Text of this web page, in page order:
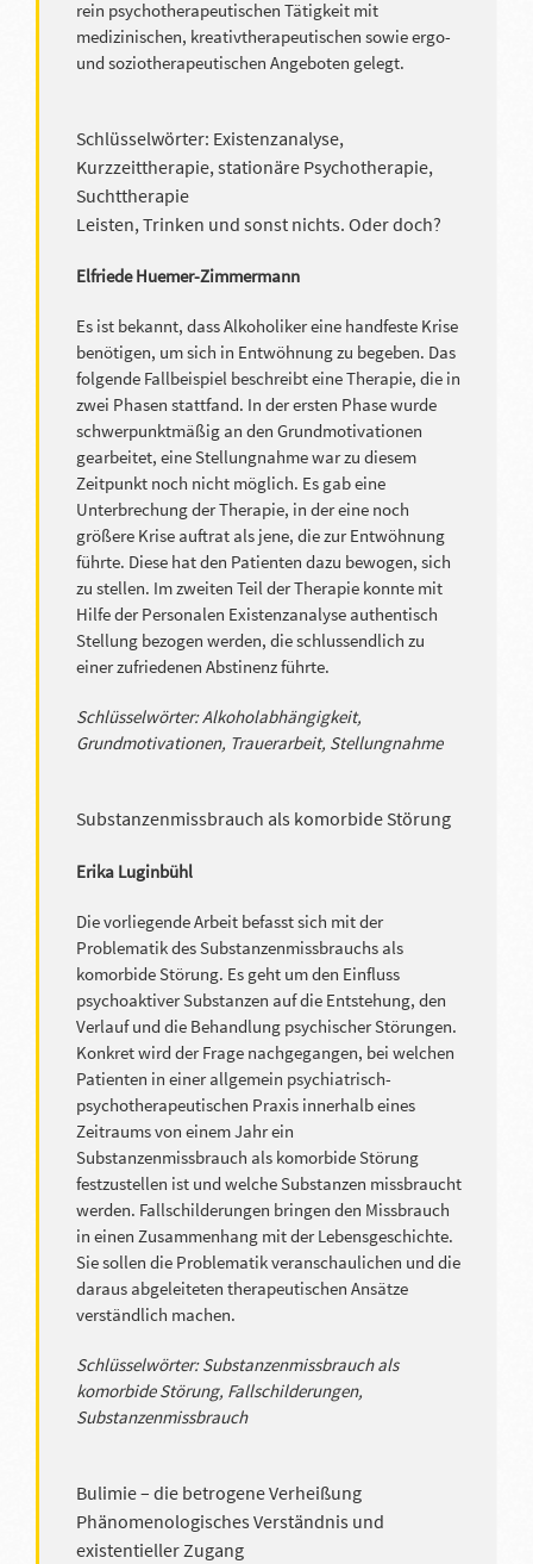
rein psychotherapeutischen Tätigkeit mit
medizinischen, kreativtherapeutischen sowie ergo-
und soziotherapeutischen Angeboten gelegt.
Schlüsselwörter: Existenzanalyse,
Kurzzeittherapie, stationäre Psychotherapie,
Suchttherapie
Leisten, Trinken und sonst nichts. Oder doch?
Elfriede Huemer-Zimmermann
Es ist bekannt, dass Alkoholiker eine handfeste Krise
benötigen, um sich in Entwöhnung zu begeben. Das
folgende Fallbeispiel beschreibt eine Therapie, die in
zwei Phasen stattfand. In der ersten Phase wurde
schwerpunktmäßig an den Grundmotivationen
gearbeitet, eine Stellungnahme war zu diesem
Zeitpunkt noch nicht möglich. Es gab eine
Unterbrechung der Therapie, in der eine noch
größere Krise auftrat als jene, die zur Entwöhnung
führte. Diese hat den Patienten dazu bewogen, sich
zu stellen. Im zweiten Teil der Therapie konnte mit
Hilfe der Personalen Existenzanalyse authentisch
Stellung bezogen werden, die schlussendlich zu
einer zufriedenen Abstinenz führte.
Schlüsselwörter: Alkoholabhängigkeit,
Grundmotivationen, Trauerarbeit, Stellungnahme
Substanzenmissbrauch als komorbide Störung
Erika Luginbühl
Die vorliegende Arbeit befasst sich mit der
Problematik des Substanzenmissbrauchs als
komorbide Störung. Es geht um den Einfluss
psychoaktiver Substanzen auf die Entstehung, den
Verlauf und die Behandlung psychischer Störungen.
Konkret wird der Frage nachgegangen, bei welchen
Patienten in einer allgemein psychiatrisch-
psychotherapeutischen Praxis innerhalb eines
Zeitraums von einem Jahr ein
Substanzenmissbrauch als komorbide Störung
festzustellen ist und welche Substanzen missbraucht
werden. Fallschilderungen bringen den Missbrauch
in einen Zusammenhang mit der Lebensgeschichte.
Sie sollen die Problematik veranschaulichen und die
daraus abgeleiteten therapeutischen Ansätze
verständlich machen.
Schlüsselwörter: Substanzenmissbrauch als
komorbide Störung, Fallschilderungen,
Substanzenmissbrauch
Bulimie – die betrogene Verheißung
Phänomenologisches Verständnis und
existentieller Zugang